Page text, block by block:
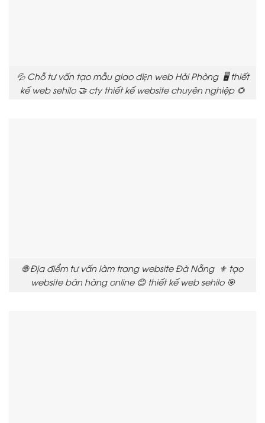
💦 Chỗ tư vấn tạo mẫu giao diện web Hải Phòng 🖥️ thiết
kế web sehilo 🤝 cty thiết kế website chuyên nghiệp 🌻
🌐 Địa điểm tư vấn làm trang website Đà Nẵng ⚜️ tạo
website bán hàng online 😊 thiết kế web sehilo 🎯